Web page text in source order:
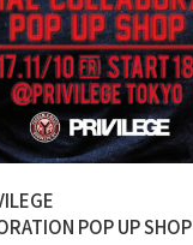
POP UP SHOP